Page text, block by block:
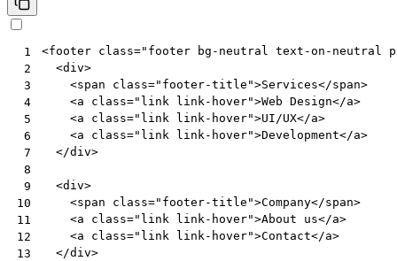
1
2
3
4
5
6
7
8
9
10
11
12
13
<footer class="footer bg-neutral text-on-neutral
<div>
<span class="footer-title">Services</span>
<a class="link link-hover">Web Design</a>
<a class="link link-hover">UI/UX</a>
<a class="link link-hover">Development</a>
</div>
<div>
<span class="footer-title">Company</span>
<a class="link link-hover">About us</a>
<a class="link link-hover">Contact</a>
</div>